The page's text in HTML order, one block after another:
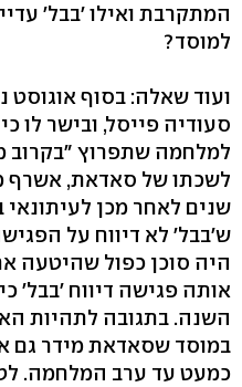
המתקרבת ואילו 'בבל'
למוסד?
ועוד שאלה: בסוף
סעודיה פייסל, ובישר לו
למלחמה שתפרוץ "בקרוב
לשכתו של סאדאת, אשרף
שנים לאחר מכן לעיתונאי
ש'בבל' לא דיווח על
היה סוכן כפול שהיטעה
אותה פגישה דיווח 'בבל'
השנה. בתגובה לתהיות
במוסד שסאדאת מידר גם
כמעט עד ערב המלחמה.